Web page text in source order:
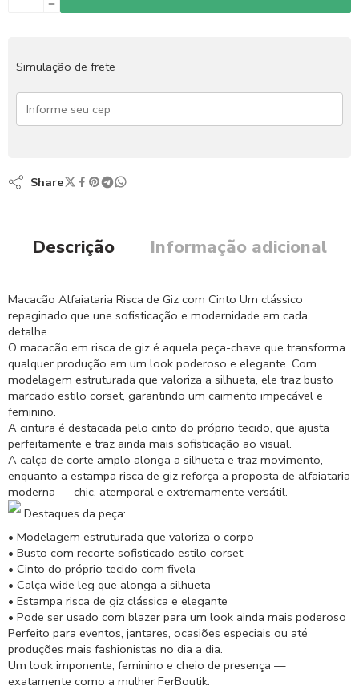
Simulação de frete
Share
Descrição Informação adicional
Macacão Alfaiataria Risca de Giz com Cinto Um clássico
repaginado que une sofisticação e modernidade em cada
detalhe.
O macacão em risca de giz é aquela peça-chave que transforma
qualquer produção em um look poderoso e elegante. Com
modelagem estruturada que valoriza a silhueta, ele traz busto
marcado estilo corset, garantindo um caimento impecável e
feminino.
A cintura é destacada pelo cinto do próprio tecido, que ajusta
perfeitamente e traz ainda mais sofisticação ao visual.
A calça de corte amplo alonga a silhueta e traz movimento,
enquanto a estampa risca de giz reforça a proposta de alfaiataria
moderna — chic, atemporal e extremamente versátil.
Destaques da peça:
• Modelagem estruturada que valoriza o corpo
• Busto com recorte sofisticado estilo corset
• Cinto do próprio tecido com fivela
• Calça wide leg que alonga a silhueta
• Estampa risca de giz clássica e elegante
• Pode ser usado com blazer para um look ainda mais poderoso
Perfeito para eventos, jantares, ocasiões especiais ou até
produções mais fashionistas no dia a dia.
Um look imponente, feminino e cheio de presença —
exatamente como a mulher FerBoutik.